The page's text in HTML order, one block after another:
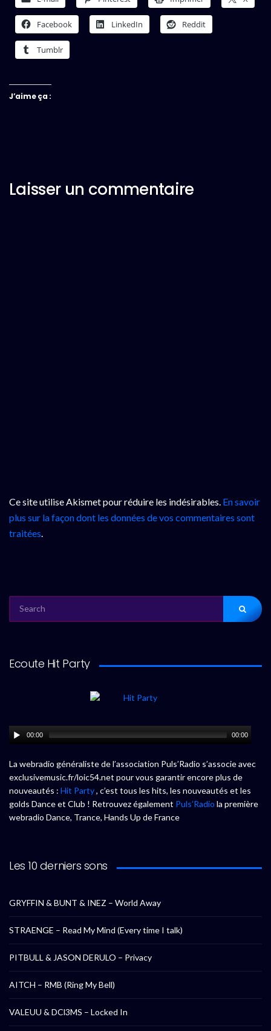
Facebook LinkedIn Reddit
Tumblr
J’aime ça :
Laisser un commentaire
Ce site utilise Akismet pour réduire les indésirables. En savoir
plus sur la façon dont les données de vos commentaires sont
traitées.
FOR:
Ecoute Hit Party
00:00 00:00
La webradio généraliste de l’association Puls’Radio s’associe avec
exclusivemusic.fr/loic54.net pour vous garantir encore plus de
nouveautés : Hit Party, c’est tous les hits, les nouveautés et les
golds Dance et Club ! Retrouvez également Puls’Radio la première
webradio Dance, Trance, Hands Up de France
Les 10 derniers sons
GRYFFIN & BUNT & INEZ – World Away
STRAENGE – Read My Mind (Every time I talk)
PITBULL & JASON DERULO – Privacy
AITCH – RMB (Ring My Bell)
VALEUU & DCl3MS – Locked In